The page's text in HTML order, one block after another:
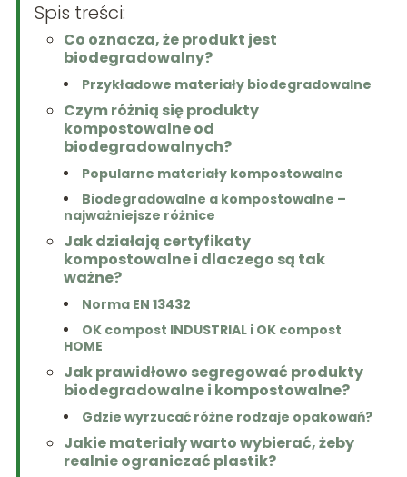
Spis treści:
Co oznacza, że produkt jest
biodegradowalny?
Przykładowe materiały biodegradowalne
Czym różnią się produkty
kompostowalne od
biodegradowalnych?
Popularne materiały kompostowalne
Biodegradowalne a kompostowalne –
najważniejsze różnice
Jak działają certyfikaty
kompostowalne i dlaczego są tak
ważne?
Norma EN 13432
OK compost INDUSTRIAL i OK compost
HOME
Jak prawidłowo segregować produkty
biodegradowalne i kompostowalne?
Gdzie wyrzucać różne rodzaje opakowań?
Jakie materiały warto wybierać, żeby
realnie ograniczać plastik?